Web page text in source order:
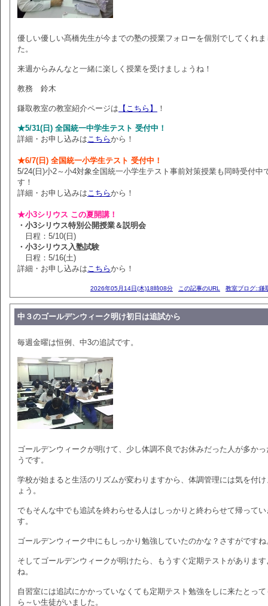
優しい優しい髙橋先生が今までの塾の授業フォローを個別でしてくれま
た。
来週からみんなと一緒に楽しく授業を受けましょうね！
教務 鈴木
鎌取教室の教室紹介ページは 【こちら】 ！
★5/31(日) 全国統一中学生テスト 受付中！
詳細・お申し込みはこちらから！
★6/7(日) 全国統一小学生テスト 受付中！
5/24(日)小2～小4対象全国統一小学生テスト事前対策授業も同時受付中
す！
詳細・お申し込みはこちらから！
★小3シリウス この夏開講！
・小3シリウス特別公開授業＆説明会
日程：5/10(日)
・小3シリウス入塾試験
日程：5/16(土)
詳細・お申し込みはこちらから！
2026年05月14日(木)18時08分 この記事のURL 教室ブログ::鎌
中３のゴールデンウィーク明け初日は追試から
毎週金曜は恒例、中3の追試です。
ゴールデンウィークが明けて、少し体調不良でお休みだった人が多かっ
うです。
学校が始まると生活のリズムが変わりますから、体調管理には気を付け
ょう。
でもそんな中でも追試を終わらせる人はしっかりと終わらせて帰ってい
す。
ゴールデンウィーク中にもしっかり勉強していたのかな？さすがですね
そしてゴールデンウィークが明けたら、もうすぐ定期テストがあります
ね。
自習室には追試にかかっていなくても定期テスト勉強をしに来たとって
ら～い生徒がいました。